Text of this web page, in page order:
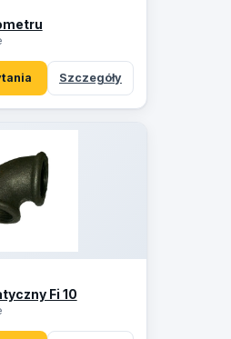
Szczegóły
Fi 10